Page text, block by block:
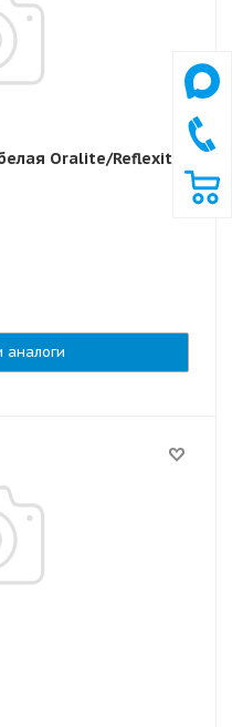
Oralite/Reflexite